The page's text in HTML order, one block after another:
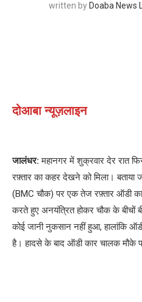
written by Doaba News
दोआबा न्यूज़लाइन
जालंधर:महानगर में शुक्रवार देर रात
रफ़्तार का कहर देखने को मिला। बताया
(BMC चौक) पर एक तेज रफ़्तार ऑडी
करते हुए अनयंत्रित होकर चौक के बीचों
कोई जानी नुकसान नहीं हुआ, हालांकि
है। हादसे के बाद ऑडी कार चालक मौके